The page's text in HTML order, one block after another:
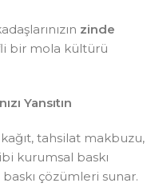
zinde
bir mola kültürü
Yansıtın
tahsilat makbuzu,
kurumsal baskı
çözümleri sunar.